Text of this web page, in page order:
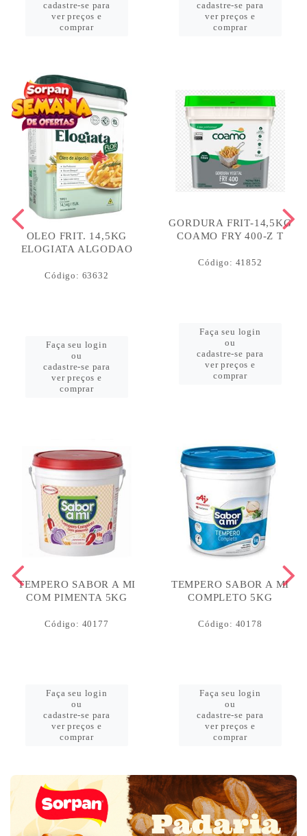
cadastre-se para
ver preços e
comprar
cadastre-se para
ver preços e
comprar
OLEO FRIT. 14,5KG
ELOGIATA ALGODAO
Código: 63632
Faça seu login
ou
cadastre-se para
ver preços e
comprar
GORDURA FRIT-14,5KG
COAMO FRY 400-Z T
Código: 41852
Faça seu login
ou
cadastre-se para
ver preços e
comprar
TEMPERO SABOR A MI
COM PIMENTA 5KG
Código: 40177
Faça seu login
ou
cadastre-se para
ver preços e
comprar
TEMPERO SABOR A MI
COMPLETO 5KG
Código: 40178
Faça seu login
ou
cadastre-se para
ver preços e
comprar